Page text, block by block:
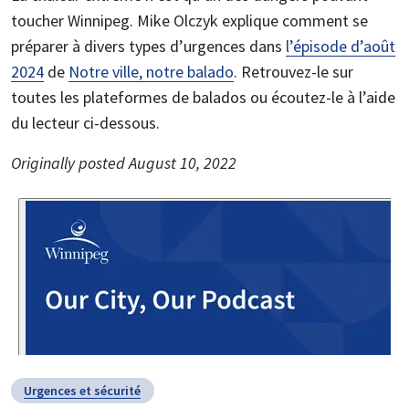
toucher Winnipeg. Mike Olczyk explique comment se
préparer à divers types d’urgences dans l’épisode d’août
2024 de Notre ville, notre balado. Retrouvez-le sur
toutes les plateformes de balados ou écoutez-le à l’aide
du lecteur ci-dessous.
Originally posted August 10, 2022
Urgences et sécurité